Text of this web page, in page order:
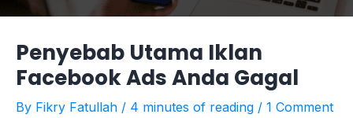
Penyebab Utama Iklan
Facebook Ads Anda Gagal
By Fikry Fatullah / 4 minutes of reading / 1 Comment